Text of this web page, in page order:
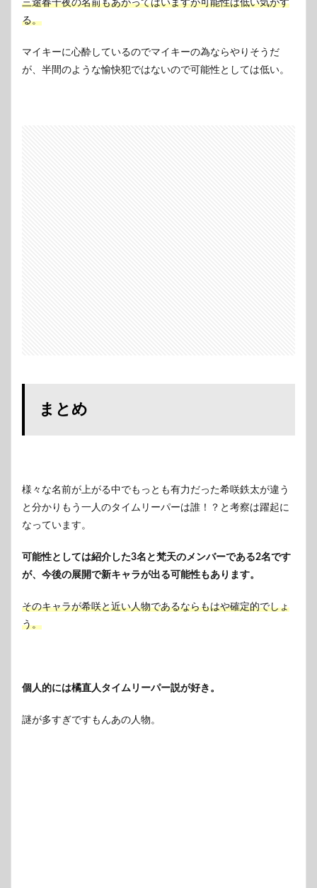
三途春千夜の名前もあがってはいますが可能性は低い気がす
る。
マイキーに心酔しているのでマイキーの為ならやりそうだ
が、半間のような愉快犯ではないので可能性としては低い。
まとめ
様々な名前が上がる中でもっとも有力だった希咲鉄太が違う
と分かりもう一人のタイムリーパーは誰！？と考察は躍起に
なっています。
可能性としては紹介した3名と梵天のメンバーである2名です
が、今後の展開で新キャラが出る可能性もあります。
そのキャラが希咲と近い人物であるならもはや確定的でしょ
う。
個人的には橘直人タイムリーパー説が好き。
謎が多すぎですもんあの人物。